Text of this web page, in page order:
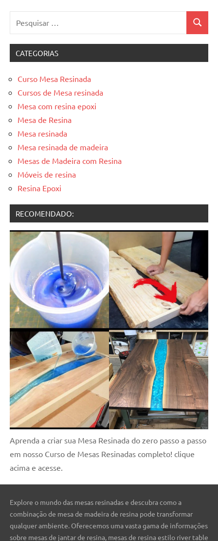
CATEGORIAS
Curso Mesa Resinada
Cursos de Mesa resinada
Mesa com resina epoxi
Mesa de Resina
Mesa resinada
Mesa resinada de madeira
Mesas de Madeira com Resina
Móveis de resina
Resina Epoxi
RECOMENDADO:
Aprenda a criar sua Mesa Resinada do zero passo a passo
em nosso Curso de Mesas Resinadas completo! clique
acima e acesse.
Explore o mundo das mesas resinadas e descubra como a
combinação de mesa de madeira de resina pode transformar
qualquer ambiente. Oferecemos uma vasta gama de informações
sobre mesas de jantar de resina, mesas de resina estilo river table